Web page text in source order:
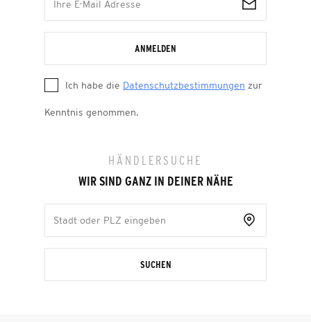
ANMELDEN
Ich habe die Datenschutzbestimmungen zur
Kenntnis genommen.
HÄNDLERSUCHE
WIR SIND GANZ IN DEINER NÄHE
SUCHEN